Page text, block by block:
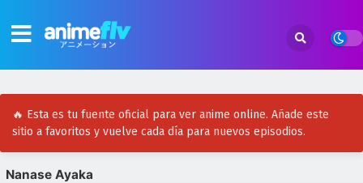
🔥 Esta es tu fuente oficial para ver anime online. Añade este
sitio a favoritos y vuelve cada día para nuevos episodios.
Nanase Ayaka